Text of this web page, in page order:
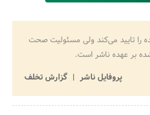
را تایید می‌کند ولی مسئولیت صحت
بر عهده ناشر است.
پروفایل ناشر
گزارش تخلف